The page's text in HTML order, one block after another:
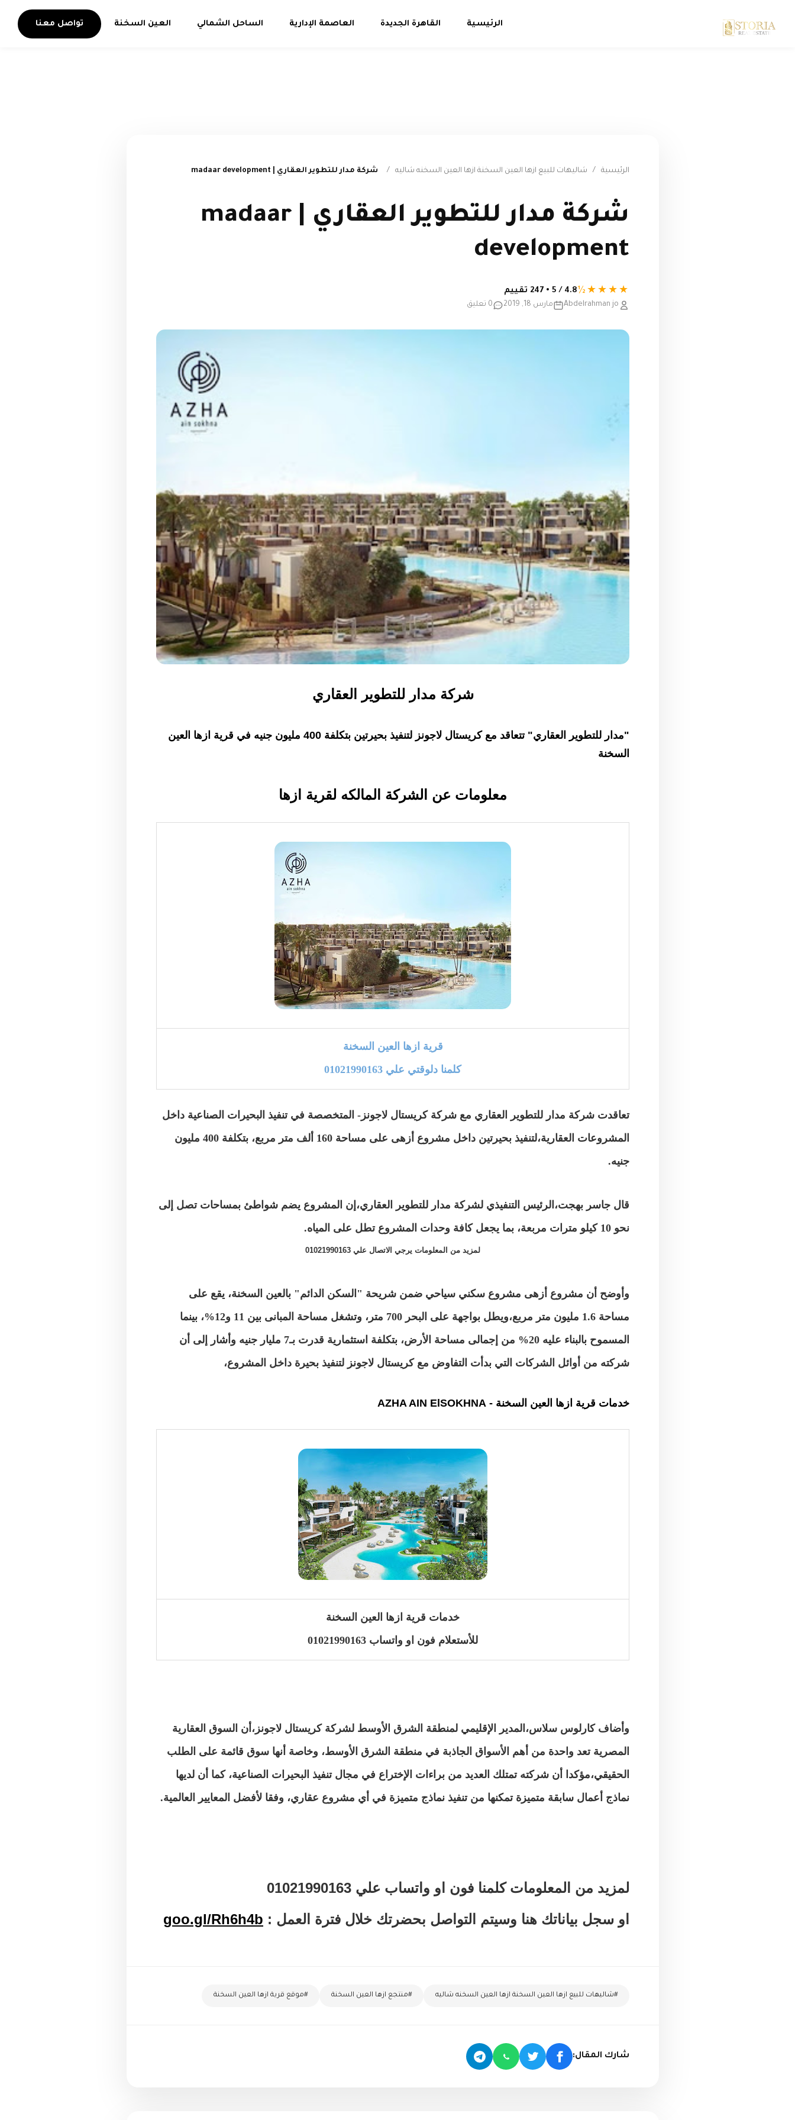
الرئيسية القاهرة الجديدة العاصمة الإدارية الساحل الشمالي العين السخنة تواصل معنا
الرئيسية / شاليهات للبيع ازها العين السخنة ازها العين السخنه شاليه / شركة مدار للتطوير العقاري | madaar development
شركة مدار للتطوير العقاري | madaar
development
★★★★½4.8 / 5 • 247 تقييم
Abdelrahman jo مارس 18, 2019 0 تعليق
شركة مدار للتطوير العقاري
"مدار للتطوير العقاري" تتعاقد مع كريستال لاجونز لتنفيذ بحيرتين بتكلفة 400 مليون جنيه في قرية ازها العين
السخنة
معلومات عن الشركة المالكه لقرية ازها
قرية ازها العين السخنة
كلمنا دلوقتي علي 01021990163
تعاقدت شركة مدار للتطوير العقاري مع شركة كريستال لاجونز- المتخصصة في تنفيذ البحيرات الصناعية داخل
المشروعات العقارية،لتنفيذ بحيرتين داخل مشروع أزهى على مساحة 160 ألف متر مربع، بتكلفة 400 مليون
جنيه.
قال جاسر بهجت،الرئيس التنفيذي لشركة مدار للتطوير العقاري،إن المشروع يضم شواطئ بمساحات تصل إلى
نحو 10 كيلو مترات مربعة، بما يجعل كافة وحدات المشروع تطل على المياه.
لمزيد من المعلومات يرجي الاتصال علي 01021990163
وأوضح أن مشروع أزهى مشروع سكني سياحي ضمن شريحة "السكن الدائم" بالعين السخنة، يقع على
مساحة 1.6 مليون متر مربع،ويطل بواجهة على البحر 700 متر، وتشغل مساحة المبانى بين 11 و12%، بينما
المسموح بالبناء عليه 20% من إجمالى مساحة الأرض، بتكلفة استثمارية قدرت بـ7 مليار جنيه
وأشار إلى أن
شركته من أوائل الشركات التي بدأت التفاوض مع كريستال لاجونز لتنفيذ بحيرة داخل المشروع،
خدمات قرية ازها العين السخنة - AZHA AIN ElSOKHNA
خدمات قرية ازها العين السخنة
للأستعلام فون او واتساب 01021990163
وأضاف كارلوس سلاس،المدير الإقليمي لمنطقة الشرق الأوسط لشركة كريستال لاجونز،أن السوق العقارية
المصرية تعد واحدة من أهم الأسواق الجاذبة في منطقة الشرق الأوسط، وخاصة أنها سوق قائمة على الطلب
الحقيقي،مؤكدا أن شركته تمتلك العديد من براءات الإختراع في مجال تنفيذ البحيرات الصناعية، كما أن لديها
نماذج أعمال سابقة متميزة تمكنها من تنفيذ نماذج متميزة في أي مشروع عقاري، وفقا لأفضل المعايير العالمية.
لمزيد من المعلومات كلمنا فون او واتساب علي 01021990163
او سجل بياناتك هنا وسيتم التواصل بحضرتك خلال فترة العمل : goo.gl/Rh6h4b
#شاليهات للبيع ازها العين السخنة ازها العين السخنه شاليه #منتجع ازها العين السخنة #موقع قرية ازها العين السخنة
شارك المقال: